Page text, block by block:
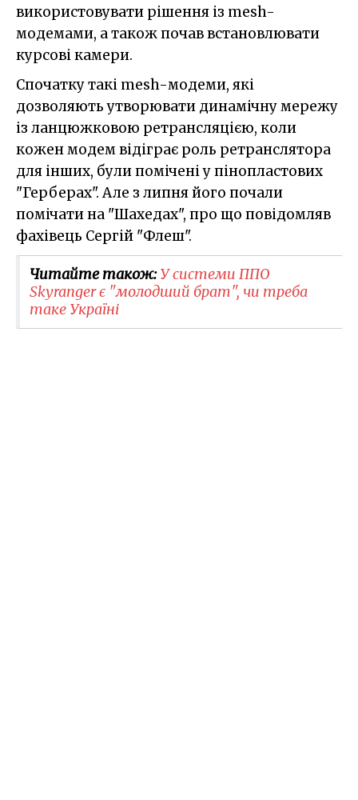
використовувати рішення із mesh-
модемами, а також почав встановлювати
курсові камери.
Спочатку такі mesh-модеми, які
дозволяють утворювати динамічну мережу
із ланцюжковою ретрансляцією, коли
кожен модем відіграє роль ретранслятора
для інших, були помічені у пінопластових
"Герберах". Але з липня його почали
помічати на "Шахедах", про що повідомляв
фахівець Сергій "Флеш".
Читайте також:У системи ППО
Skyranger є "молодший брат", чи треба
таке Україні